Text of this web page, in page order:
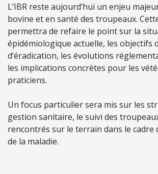
L’IBR reste aujourd’hui un enjeu
bovine et en santé des troupeaux.
permettra de refaire le point sur la
épidémiologique actuelle, les objectifs
d’éradication, les évolutions
les implications concrètes pour les
praticiens.
Un focus particulier sera mis sur les
gestion sanitaire, le suivi des
rencontrés sur le terrain dans le cadre
de la maladie.